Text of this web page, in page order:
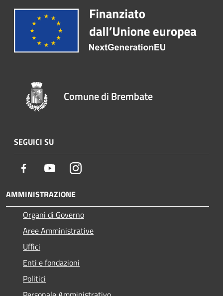
Comune di Brembate
SEGUICI SU
Facebook YoutubeInstagram
AMMINISTRAZIONE
Organi di Governo
Aree Amministrative
Uffici
Enti e fondazioni
Politici